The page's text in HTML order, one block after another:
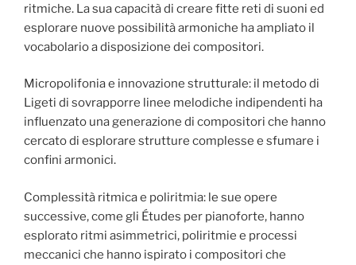
ritmiche. La sua capacità di creare fitte reti di suoni ed
esplorare nuove possibilità armoniche ha ampliato il
vocabolario a disposizione dei compositori.
Micropolifonia e innovazione strutturale: il metodo di
Ligeti di sovrapporre linee melodiche indipendenti ha
influenzato una generazione di compositori che hanno
cercato di esplorare strutture complesse e sfumare i
confini armonici.
Complessità ritmica e poliritmia: le sue opere
successive, come gli Études per pianoforte, hanno
esplorato ritmi asimmetrici, poliritmie e processi
meccanici che hanno ispirato i compositori che